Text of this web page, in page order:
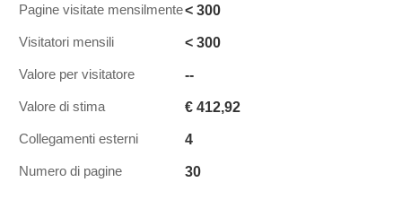
Pagine visitate mensilmente< 300
Visitatori mensili < 300
Valore per visitatore --
Valore di stima € 412,92
Collegamenti esterni 4
Numero di pagine 30